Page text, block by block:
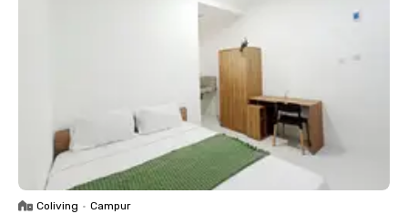
Coliving • Campur